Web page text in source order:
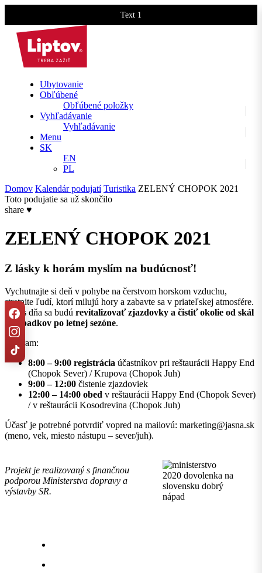
Text 1
Ubytovanie
Obľúbené
Obľúbené položky
Vyhľadávanie
Vyhľadávanie
Menu
SK
EN
PL
Domov Kalendár podujatí Turistika ZELENÝ CHOPOK 2021
Toto podujatie sa už skončilo
share ♥
ZELENÝ CHOPOK 2021
Z lásky k horám myslím na budúcnosť!
Vychutnajte si deň v pohybe na čerstvom horskom vzduchu,
stretnite ľudí, ktorí milujú hory a zabavte sa v priateľskej atmosfére.
Počas dňa sa budú revitalizovať zjazdovky a čistiť okolie od skál
a odpadkov po letnej sezóne.
Program:
8:00 – 9:00 registrácia účastníkov pri reštaurácii Happy End
(Chopok Sever) / Krupova (Chopok Juh)
9:00 – 12:00 čistenie zjazdoviek
12:00 – 14:00 obed v reštaurácii Happy End (Chopok Sever)
/ v reštaurácii Kosodrevina (Chopok Juh)
Účasť je potrebné potvrdiť vopred na mailovú: marketing@jasna.sk
(meno, vek, miesto nástupu – sever/juh).
Projekt je realizovaný s finančnou
podporou Ministerstva dopravy a
výstavby SR.